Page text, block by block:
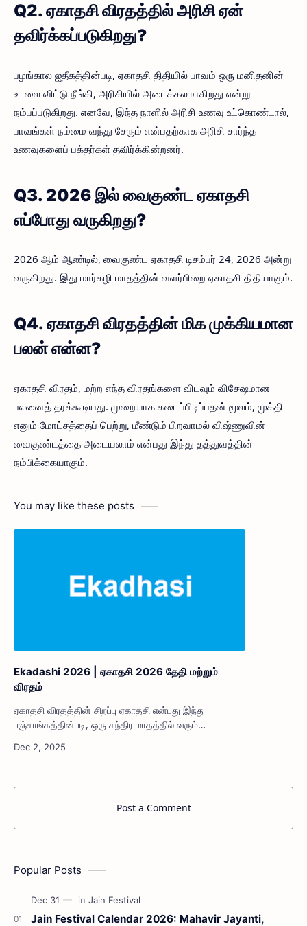
Q2. ஏகாதசி விரதத்தில் அரிசி ஏன்
தவிர்க்கப்படுகிறது?
பழங்கால ஐதீகத்தின்படி, ஏகாதசி திதியில் பாவம் ஒரு மனிதனின்
உடலை விட்டு நீங்கி, அரிசியில் அடைக்கலமாகிறது என்று
நம்பப்படுகிறது. எனவே, இந்த நாளில் அரிசி உணவு உட்கொண்டால்,
பாவங்கள் நம்மை வந்து சேரும் என்பதற்காக அரிசி சார்ந்த
உணவுகளைப் பக்தர்கள் தவிர்க்கின்றனர்.
Q3. 2026 இல் வைகுண்ட ஏகாதசி
எப்போது வருகிறது?
2026 ஆம் ஆண்டில், வைகுண்ட ஏகாதசி டிசம்பர் 24, 2026 அன்று
வருகிறது. இது மார்கழி மாதத்தின் வளர்பிறை ஏகாதசி திதியாகும்.
Q4. ஏகாதசி விரதத்தின் மிக முக்கியமான
பலன் என்ன?
ஏகாதசி விரதம், மற்ற எந்த விரதங்களை விடவும் விசேஷமான
பலனைத் தரக்கூடியது. முறையாக கடைப்பிடிப்பதன் மூலம், முக்தி
எனும் மோட்சத்தைப் பெற்று, மீண்டும் பிறவாமல் விஷ்ணுவின்
வைகுண்டத்தை அடையலாம் என்பது இந்து தத்துவத்தின்
நம்பிக்கையாகும்.
You may like these posts
Ekadashi 2026 | ஏகாதசி 2026 தேதி மற்றும்
விரதம்
ஏகாதசி விரதத்தின் சிறப்பு ஏகாதசி என்பது இந்து
பஞ்சாங்கத்தின்படி, ஒரு சந்திர மாதத்தில் வரும்
மிகவும் உகந்த நாளாகும். மாதத்திற்கு இரும…
Post a Comment
Popular Posts
Jain Festival Calendar 2026: Mahavir Jayanti,